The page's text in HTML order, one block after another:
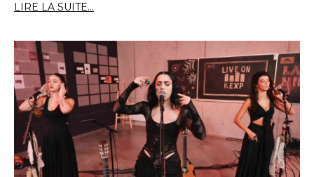
LIRE LA SUITE...